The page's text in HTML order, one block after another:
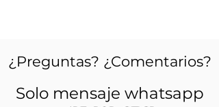
¿Preguntas? ¿Comentarios?
Solo mensaje whatsapp